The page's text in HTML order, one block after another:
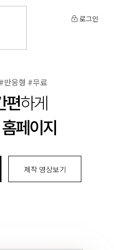
로그인
반응형 #무료
편하게
홈페이지
제작 영상보기